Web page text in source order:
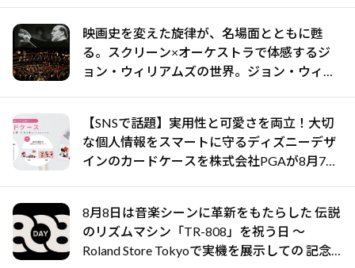
映画史を変えた旋律が、名場面とともに甦
る。スクリーン×オーケストラで体感するジ
ョン・ウィリアムズの世界。ジョン・ウィリ
【SNSで話題】実用性と可愛さを両立！大切
な個人情報をスマートに守るディズニーデザ
インのカードケースを株式会社PGAが8月7日
8月8日は音楽シーンに革新をもたらした 伝説
のリズムマシン「TR-808」を祝う日 ～
Roland Store Tokyoで実機を展示しての 記念